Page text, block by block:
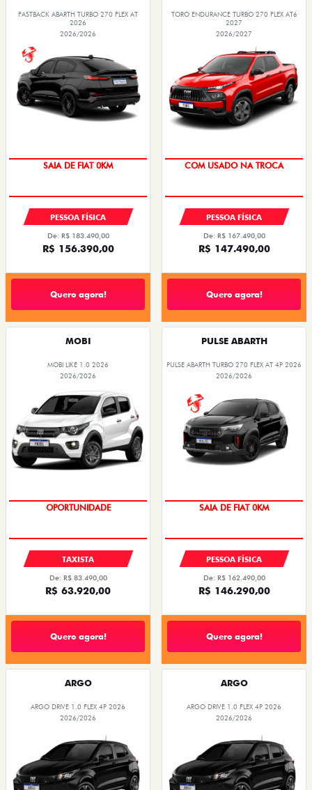
FASTBACK ABARTH TURBO 270 FLEX AT
2026
2026/2026
PREÇO IMPERDÍVEL
PESSOA FÍSICA
De: R$ 183.490,00
R$ 156.390,00
Quero agora!
TORO ENDURANCE TURBO 270 FLEX AT6
2027
2026/2027
OPORTUNIDADE
PESSOA FÍSICA
De: R$ 167.490,00
R$ 147.490,00
Quero agora!
MOBI
MOBI LIKE 1.0 2026
2026/2026
OPORTUNIDADE
TAXISTA
De: R$ 83.490,00
R$ 63.920,00
Quero agora!
PULSE ABARTH
PULSE ABARTH TURBO 270 FLEX AT 4P 2026
2026/2026
OPORTUNIDADE
PESSOA FÍSICA
De: R$ 162.490,00
R$ 146.290,00
Quero agora!
ARGO
ARGO DRIVE 1.0 FLEX 4P 2026
2026/2026
ARGO
ARGO DRIVE 1.0 FLEX 4P 2026
2026/2026